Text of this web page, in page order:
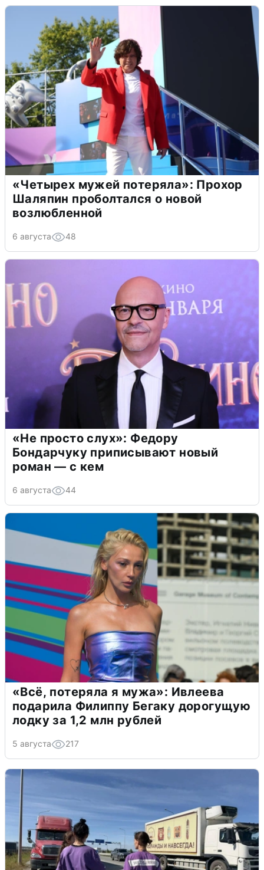
«Четырех мужей потеряла»: Прохор
Шаляпин проболтался о новой
возлюбленной
6 августа 48
«Не просто слух»: Федору
Бондарчуку приписывают новый
роман — с кем
6 августа 44
«Всё, потеряла я мужа»: Ивлеева
подарила Филиппу Бегаку дорогущую
лодку за 1,2 млн рублей
5 августа 217